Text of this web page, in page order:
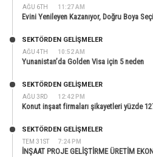
AĞU 6TH 11:27 AM
Evini Yenileyen Kazanıyor, Doğru Boya
AĞU 4TH 10:52 AM
SEKTÖRDEN GELIŞMELER
Yunanistan’da Golden Visa için 5 neden
AĞU 3RD 12:42 PM
SEKTÖRDEN GELIŞMELER
Konut inşaat firmaları şikayetleri yüzde
TEM 31ST 7:24 PM
SEKTÖRDEN GELIŞMELER
İNŞAAT PROJE GELİŞTİRME ÜRETİM